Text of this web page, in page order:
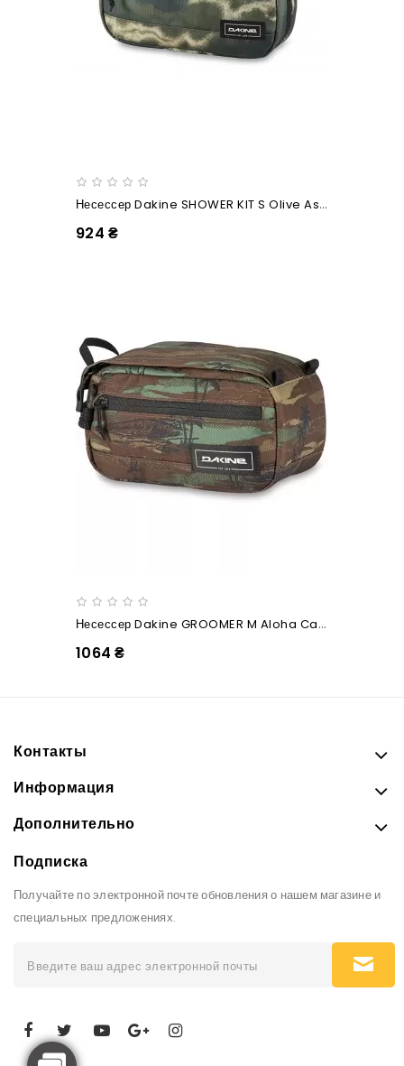
Несессер Dakine SHOWER KIT S Olive Ashcroft Camo
924 ₴
Несессер Dakine GROOMER M Aloha Camo
1064 ₴
Контакты
Информация
Дополнительно
Подписка
Получайте по электронной почте обновления о нашем магазине и
специальных предложениях.